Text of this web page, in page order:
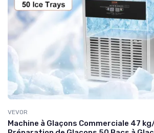
VEVOR
Machine à Glaçons Commerciale 47